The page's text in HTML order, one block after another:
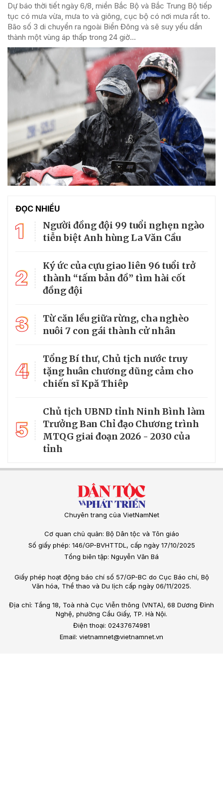
Dự báo thời tiết ngày 6/8, miền Bắc Bộ và Bắc Trung Bộ tiếp
tục có mưa vừa, mưa to và giông, cục bộ có nơi mưa rất to.
Bão số 3 di chuyển ra ngoài Biển Đông và sẽ suy yếu dần
thành một vùng áp thấp trong 24 giờ...
ĐỌC NHIỀU
1
Người đồng đội 99 tuổi nghẹn ngào
tiễn biệt Anh hùng La Văn Cầu
2
Ký ức của cựu giao liên 96 tuổi trở
thành “tấm bản đồ” tìm hài cốt
đồng đội
3
Từ căn lều giữa rừng, cha nghèo
nuôi 7 con gái thành cử nhân
4
Tổng Bí thư, Chủ tịch nước truy
tặng huân chương dũng cảm cho
chiến sĩ Kpă Thiêp
5
Chủ tịch UBND tỉnh Ninh Bình làm
Trưởng Ban Chỉ đạo Chương trình
MTQG giai đoạn 2026 - 2030 của
tỉnh
Chuyên trang của VietNamNet
Cơ quan chủ quản: Bộ Dân tộc và Tôn giáo
Số giấy phép: 146/GP-BVHTTDL, cấp ngày 17/10/2025
Tổng biên tập: Nguyễn Văn Bá
Giấy phép hoạt động báo chí số 57/GP-BC do Cục Báo chí, Bộ
Văn hóa, Thể thao và Du lịch cấp ngày 06/11/2025.
Địa chỉ: Tầng 18, Toà nhà Cục Viễn thông (VNTA), 68 Dương Đình
Nghệ, phường Cầu Giấy, TP. Hà Nội.
Điện thoại: 02437674981
Email: vietnamnet@vietnamnet.vn